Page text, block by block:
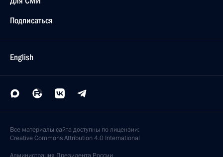
Подписаться
English
Все материалы сайта доступны по лицензии:
Creative Commons Attribution 4.0 International